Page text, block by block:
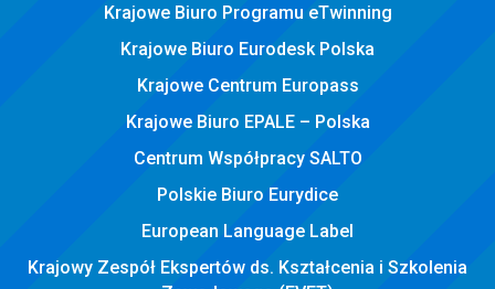
Krajowe Biuro Programu eTwinning
Krajowe Biuro Eurodesk Polska
Krajowe Centrum Europass
Krajowe Biuro EPALE – Polska
Centrum Współpracy SALTO
Polskie Biuro Eurydice
European Language Label
Krajowy Zespół Ekspertów ds. Kształcenia i Szkolenia